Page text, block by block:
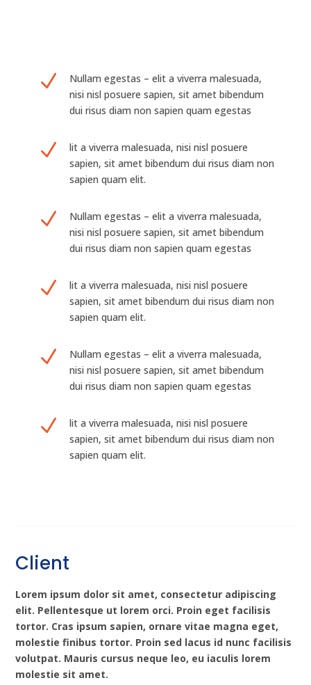
N
Nullam egestas – elit a viverra malesuada,
nisi nisl posuere sapien, sit amet bibendum
dui risus diam non sapien quam egestas
N
lit a viverra malesuada, nisi nisl posuere
sapien, sit amet bibendum dui risus diam non
sapien quam elit.
N
Nullam egestas – elit a viverra malesuada,
nisi nisl posuere sapien, sit amet bibendum
dui risus diam non sapien quam egestas
N
lit a viverra malesuada, nisi nisl posuere
sapien, sit amet bibendum dui risus diam non
sapien quam elit.
N
Nullam egestas – elit a viverra malesuada,
nisi nisl posuere sapien, sit amet bibendum
dui risus diam non sapien quam egestas
N
lit a viverra malesuada, nisi nisl posuere
sapien, sit amet bibendum dui risus diam non
sapien quam elit.
Client
Lorem ipsum dolor sit amet, consectetur adipiscing
elit. Pellentesque ut lorem orci. Proin eget facilisis
tortor. Cras ipsum sapien, ornare vitae magna eget,
molestie finibus tortor. Proin sed lacus id nunc facilisis
volutpat. Mauris cursus neque leo, eu iaculis lorem
molestie sit amet.